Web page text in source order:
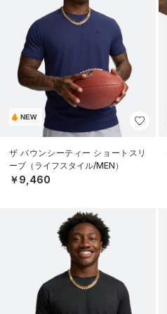
NEW
ザ バウンシーティー ショートスリ
ーブ（ライフスタイル/MEN）
￥9,460